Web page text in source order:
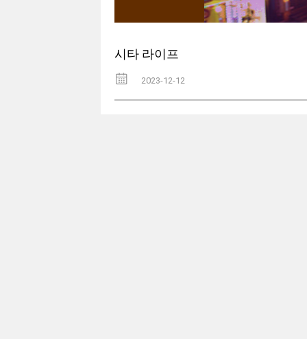
시타 라이프
2023-12-12